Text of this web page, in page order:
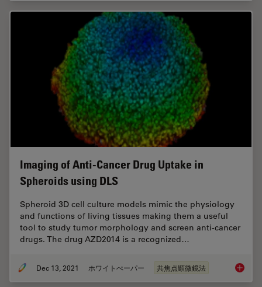
Imaging of Anti-Cancer Drug Uptake in
Spheroids using DLS
Spheroid 3D cell culture models mimic the physiology
and functions of living tissues making them a useful
tool to study tumor morphology and screen anti-cancer
drugs. The drug AZD2014 is a recognized…
Dec 13, 2021 ホワイトぺーパー 共焦点顕微鏡法